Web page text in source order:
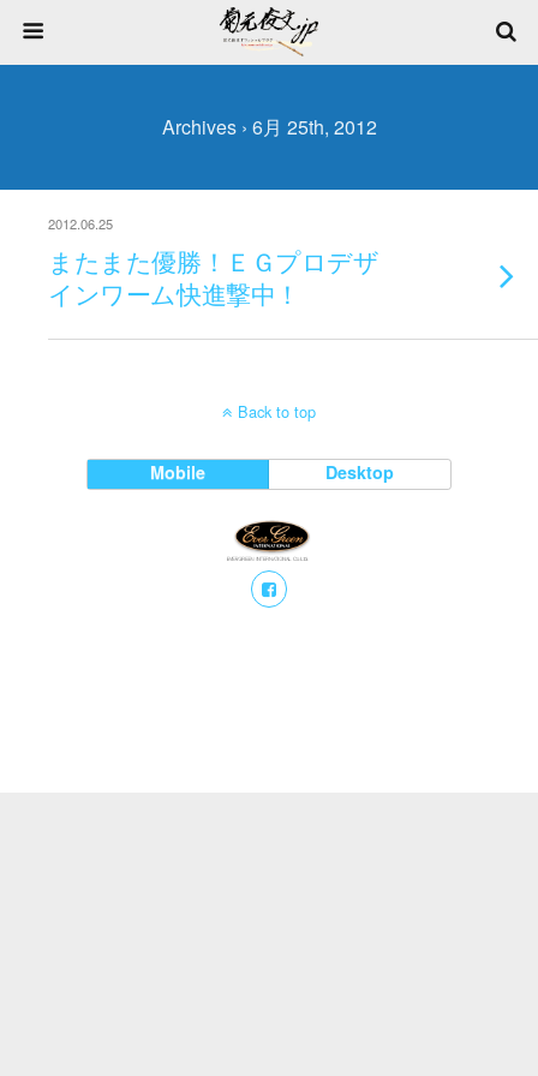
Archives › 6月 25th, 2012
2012.06.25
またまた優勝！ＥＧプロデザ
インワーム快進撃中！
Back to top
Mobile Desktop